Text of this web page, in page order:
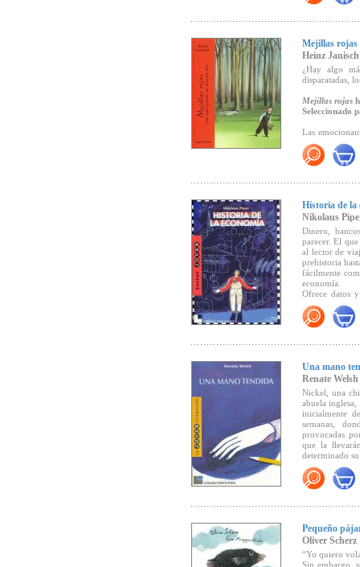
Mejillas rojas
Heinz Janisch
¿Hay algo
disparatadas,
Mejillas rojas
Seleccionado
Las
tonos tiernos
por Aljoscha
Mejillas rojas
"La mágica
de una
(CLIJ, Marzo
Historia de la
Nikolaus
Dinero,
parecer. El
al lector de
prehistoria
fácilmente
economía.
Ofrece datos
como los
El libro de un
historia de la
Premio al
Una mano
Renate Welsh
Nickel, una
abuela
inicialmente
semanas,
provocadas
que la
determinado
Este vital
que afrontar,
Premios
-Premio de la
-Lista de
-"Muy
Juvenil
Pequeño
Oliver Scherz
“Yo quiero
Sin embargo,